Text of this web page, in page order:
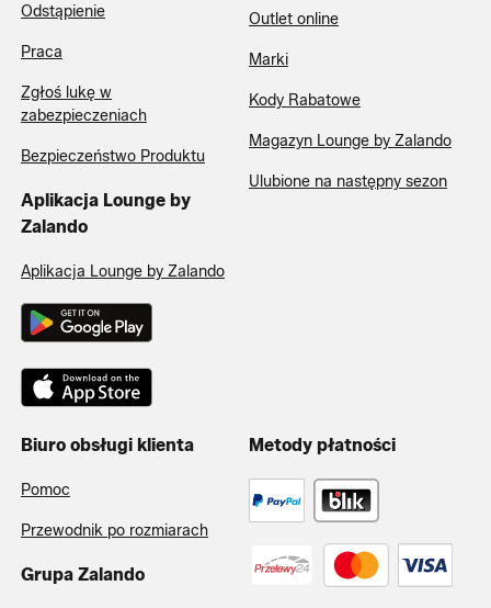
Odstąpienie
Praca
Zgłoś lukę w
zabezpieczeniach
Bezpieczeństwo Produktu
Aplikacja Lounge by
Zalando
Aplikacja Lounge by Zalando
Outlet online
Marki
Kody Rabatowe
Magazyn Lounge by Zalando
Ulubione na następny sezon
Biuro obsługi klienta
Pomoc
Przewodnik po rozmiarach
Grupa Zalando
Metody płatności